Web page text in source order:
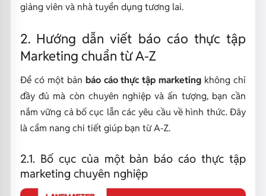
giảng viên và nhà tuyển dụng tương lai.
2. Hướng dẫn viết báo cáo thực tập
Marketing chuẩn từ A-Z
Để có một bản báo cáo thực tập marketing không chỉ
đầy đủ mà còn chuyên nghiệp và ấn tượng, bạn cần
nắm vững cả bố cục lẫn các yêu cầu về hình thức. Đây
là cẩm nang chi tiết giúp bạn từ A-Z.
2.1. Bố cục của một bản báo cáo thực tập
marketing chuyên nghiệp